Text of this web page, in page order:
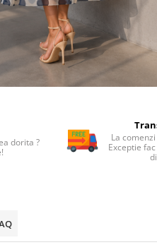
dorita ?
La
Exceptie